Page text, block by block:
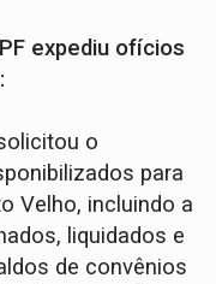
expediu ofícios
o
para
Velho, incluindo a
liquidados e
de convênios